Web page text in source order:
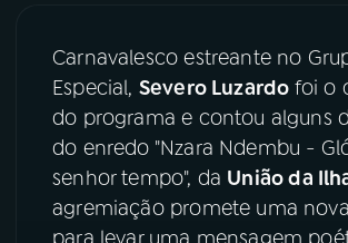
04PROGRAMAS
PODCASTS
06VIDEOCASTS
Carnavalesco estreante no
Especial, Severo Luzardo foi o
do programa e contou alguns
do enredo "Nzara Ndembu -
senhor tempo", da União da
agremiação promete uma